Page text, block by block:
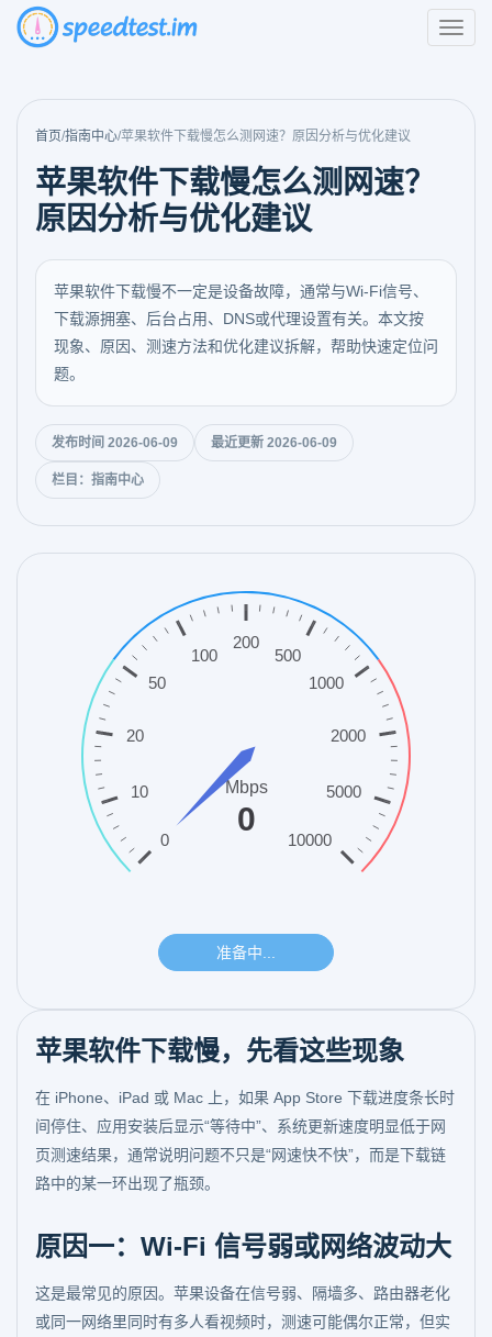
首页/指南中心/苹果软件下载慢怎么测网速？原因分析与优化建议
苹果软件下载慢怎么测网速？
原因分析与优化建议
苹果软件下载慢不一定是设备故障，通常与Wi-Fi信号、
下载源拥塞、后台占用、DNS或代理设置有关。本文按
现象、原因、测速方法和优化建议拆解，帮助快速定位问
题。
发布时间 2026-06-09 最近更新 2026-06-09
栏目：指南中心
苹果软件下载慢，先看这些现象
在 iPhone、iPad 或 Mac 上，如果 App Store 下载进度条长时
间停住、应用安装后显示“等待中”、系统更新速度明显低于网
页测速结果，通常说明问题不只是“网速快不快”，而是下载链
路中的某一环出现了瓶颈。
原因一：Wi-Fi 信号弱或网络波动大
这是最常见的原因。苹果设备在信号弱、隔墙多、路由器老化
或同一网络里同时有多人看视频时，测速可能偶尔正常，但实